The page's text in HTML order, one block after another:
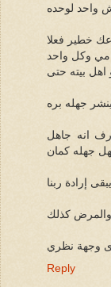
واحد لوحده
خطير فعلا
وكل واحد
اهل بيته حتى
جهله بره
انه جاهل
جهله كمان
إرادة ربنا
والمرض كذلك
وجهة نظري
Reply